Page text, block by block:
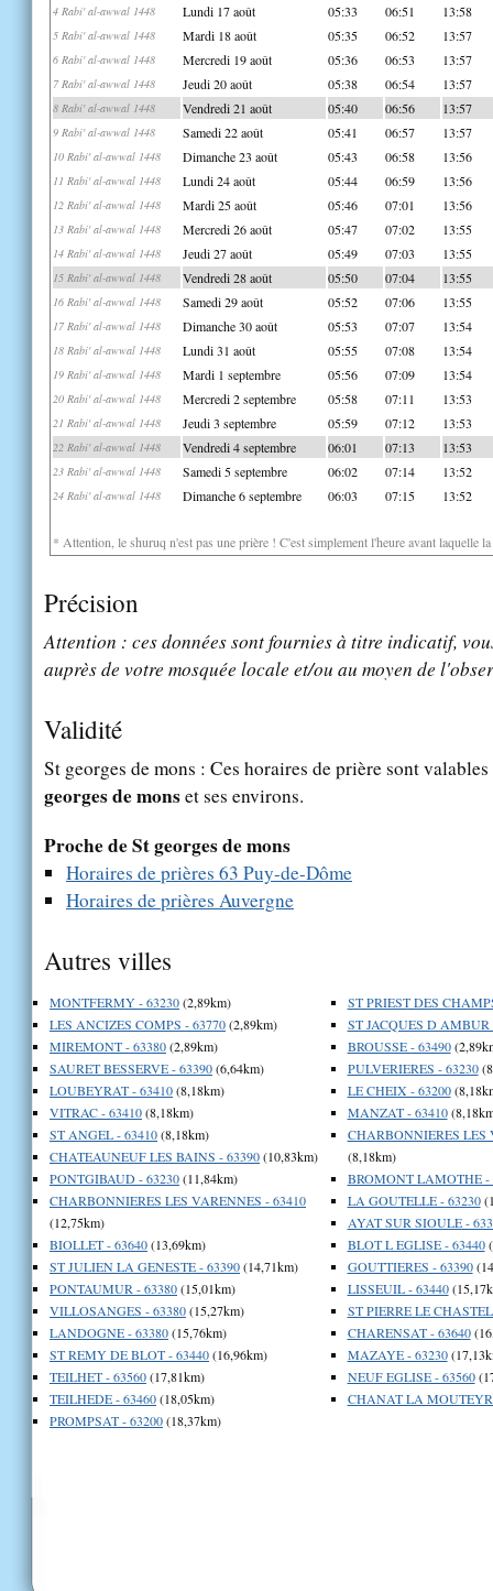
4 Rabi' al-awwal 1448 Lundi 17 août 05:33 06:51 13:58
5 Rabi' al-awwal 1448 Mardi 18 août 05:35 06:52 13:57
6 Rabi' al-awwal 1448 Mercredi 19 août 05:36 06:53 13:57
7 Rabi' al-awwal 1448 Jeudi 20 août 05:38 06:54 13:57
8 Rabi' al-awwal 1448 Vendredi 21 août 05:40 06:56 13:57
9 Rabi' al-awwal 1448 Samedi 22 août 05:41 06:57 13:57
10 Rabi' al-awwal 1448 Dimanche 23 août 05:43 06:58 13:56
11 Rabi' al-awwal 1448 Lundi 24 août 05:44 06:59 13:56
12 Rabi' al-awwal 1448 Mardi 25 août 05:46 07:01 13:56
13 Rabi' al-awwal 1448 Mercredi 26 août 05:47 07:02 13:55
14 Rabi' al-awwal 1448 Jeudi 27 août 05:49 07:03 13:55
15 Rabi' al-awwal 1448 Vendredi 28 août 05:50 07:04 13:55
16 Rabi' al-awwal 1448 Samedi 29 août 05:52 07:06 13:55
17 Rabi' al-awwal 1448 Dimanche 30 août 05:53 07:07 13:54
18 Rabi' al-awwal 1448 Lundi 31 août 05:55 07:08 13:54
19 Rabi' al-awwal 1448 Mardi 1 septembre 05:56 07:09 13:54
20 Rabi' al-awwal 1448 Mercredi 2 septembre 05:58 07:11 13:53
21 Rabi' al-awwal 1448 Jeudi 3 septembre 05:59 07:12 13:53
22 Rabi' al-awwal 1448 Vendredi 4 septembre 06:01 07:13 13:53
23 Rabi' al-awwal 1448 Samedi 5 septembre 06:02 07:14 13:52
24 Rabi' al-awwal 1448 Dimanche 6 septembre 06:03 07:15 13:52
* Attention, le shuruq n'est pas une prière ! C'est simplement l'heure avant laquelle
Précision
Attention : ces données sont fournies à titre indicatif,
auprès de votre mosquée locale et/ou au moyen de
Validité
St georges de mons : Ces horaires de prière sont
georges de monset ses environs.
Proche de St georges de mons
Horaires de prières 63 Puy-de-Dôme
Horaires de prières Auvergne
Autres villes
MONTFERMY - 63230(2,89km)
LES ANCIZES COMPS - 63770(2,89km)
MIREMONT - 63380(2,89km)
SAURET BESSERVE - 63390(6,64km)
LOUBEYRAT - 63410(8,18km)
VITRAC - 63410(8,18km)
ST ANGEL - 63410(8,18km)
CHATEAUNEUF LES BAINS - 63390(10,83km)
PONTGIBAUD - 63230(11,84km)
CHARBONNIERES LES VARENNES - 63410
(12,75km)
BIOLLET - 63640(13,69km)
ST JULIEN LA GENESTE - 63390(14,71km)
PONTAUMUR - 63380(15,01km)
VILLOSANGES - 63380(15,27km)
LANDOGNE - 63380(15,76km)
ST REMY DE BLOT - 63440(16,96km)
TEILHET - 63560(17,81km)
TEILHEDE - 63460(18,05km)
PROMPSAT - 63200(18,37km)
ST PRIEST DES
ST JACQUES D AMBUR
BROUSSE - 63490
PULVERIERES - 63230
LE CHEIX - 63200
MANZAT - 63410
CHARBONNIERES LES
(8,18km)
BROMONT LAMOTHE -
LA GOUTELLE - 63230
AYAT SUR SIOULE -
BLOT L EGLISE - 63440
GOUTTIERES - 63390
LISSEUIL - 63440
ST PIERRE LE
CHARENSAT - 63640
MAZAYE - 63230
NEUF EGLISE - 63560
CHANAT LA